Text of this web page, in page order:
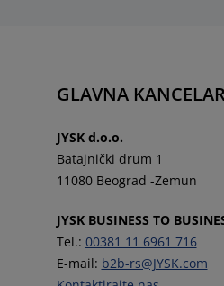
GLAVNA
JYSK d.o.o.
Batajnički drum 1
11080 Beograd -Zemun
JYSK BUSINESS TO
Tel.: 00381 11 6961 716
E-mail: b2b-rs@JYSK.com